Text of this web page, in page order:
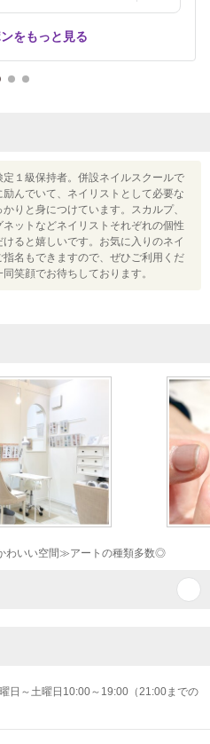
をもっと見る
１級保持者。併設ネイルスクールで
励んでいて、ネイリストとして必要な
りと身につけています。スカルプ、
ネットなどネイリストそれぞれの個性
ると嬉しいです。お気に入りのネイ
指名もできますので、ぜひご利用くだ
笑顔でお待ちしております。
わいい空間≫アートの種類多数◎
日～土曜日10:00～19:00（21:00までの